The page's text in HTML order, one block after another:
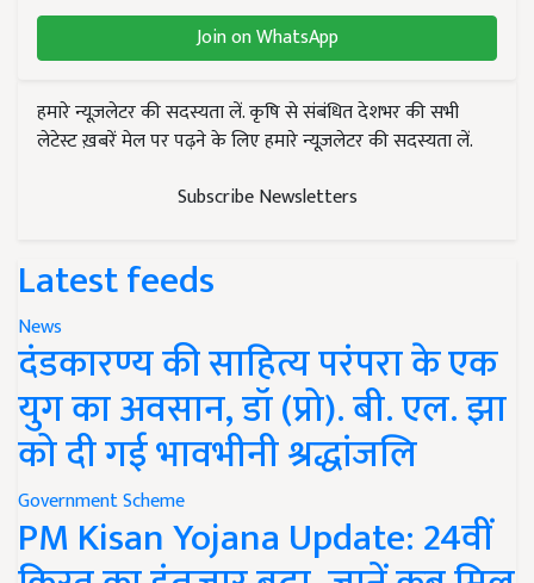
Join on WhatsApp
हमारे न्यूज़लेटर की सदस्यता लें. कृषि से संबंधित देशभर की सभी
लेटेस्ट ख़बरें मेल पर पढ़ने के लिए हमारे न्यूज़लेटर की सदस्यता लें.
Subscribe Newsletters
Latest feeds
News
दंडकारण्य की साहित्य परंपरा के एक
युग का अवसान, डॉ (प्रो). बी. एल. झा
को दी गई भावभीनी श्रद्धांजलि
Government Scheme
PM Kisan Yojana Update: 24वीं